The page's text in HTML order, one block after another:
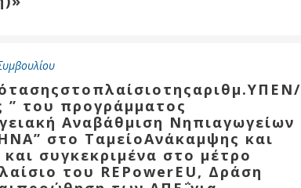
του προγράμματος
Αναβάθμιση Νηπιαγωγείων
στο ΤαμείοΑνάκαμψης και
και συγκεκριμένα στο μέτρο
του REPowerEU, Δράση